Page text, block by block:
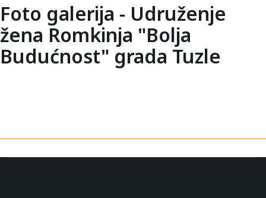
Foto galerija - Udruženje
žena Romkinja "Bolja
Budućnost" grada Tuzle